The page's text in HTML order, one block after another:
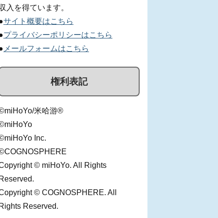
入を得ています。
サイト概要はこちら
プライバシーポリシーはこちら
メールフォームはこちら
権利表記
米哈游®
Inc.
© miHoYo. All Rights
© COGNOSPHERE. All
Reserved.